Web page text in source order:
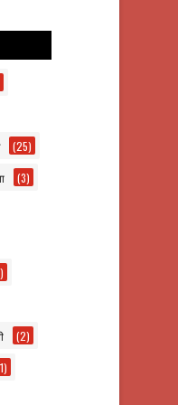
(25)
(3)
(2)